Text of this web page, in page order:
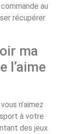
au
récupérer
ma
l’aime
n’aimez
à votre
des jeux